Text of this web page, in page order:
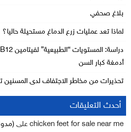
بلاغ صحفي
لماذا تعد عمليات زرع الدماغ مستحيلة حاليا؟
أدمغة كبار السن
تحذيرات من مخاطر الاجتفاف لدى المسنين
أحدث التعليقات
chicken feet for sale near me على